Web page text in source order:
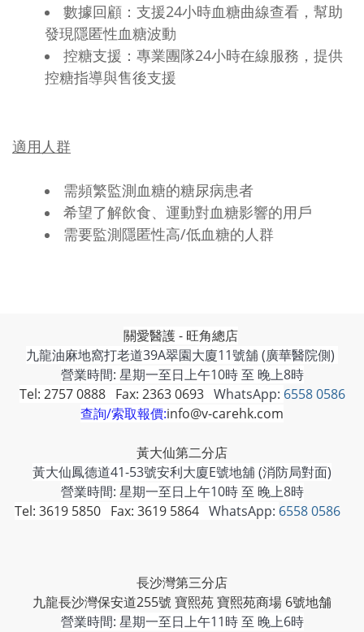
數據回顧：支援24小時血糖曲線查看，幫助
發現隱匿性血糖波動
控糖支援：專業團隊24小時在線服務，提供
控糖指導與售後支援
適用人群
需頻繁監測血糖的糖尿病患者
希望了解飲食、運動對血糖影響的用戶
需要監測隱匿性高/低血糖的人群
關愛醫護 - 旺角總店
九龍油麻地窩打老道39A翠園大廈11號舖 (廣華醫院側)
營業時間: 星期一至日上午10時 至 晚上8時
Tel: 2757 0888 Fax: 2363 0693WhatsApp: 6558 0586
查詢/索取報價:info@v-carehk.com
黃大仙第二分店
黃大仙鳳德道41-53號安利大廈E號地舖 (消防局對面)
營業時間: 星期一至日上午10時 至 晚上8時
Tel: 3619 5850 Fax: 3619 5864WhatsApp: 6558 0586
長沙灣第三分店
九龍長沙灣保安道255號 寶熙苑 寶熙苑商場 6號地舗
營業時間: 星期一至日上午11時 至 晚上6時